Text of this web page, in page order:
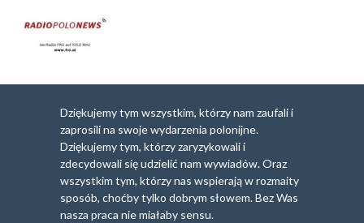
Dziękujemy tym wszystkim, którzy nam zaufali i
zaprosili na swoje wydarzenia polonijne.
Dziękujemy tym, którzy zaryzykowali i
zdecydowali się udzielić nam wywiadów. Oraz
wszystkim tym, którzy nas wspierają w rozmaity
sposób, choćby tylko dobrym słowem. Bez Was
nasza praca nie miałaby sensu.